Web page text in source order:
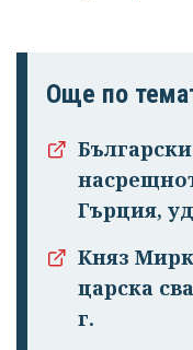
Още по
Гърция,
Княз
царска
г.